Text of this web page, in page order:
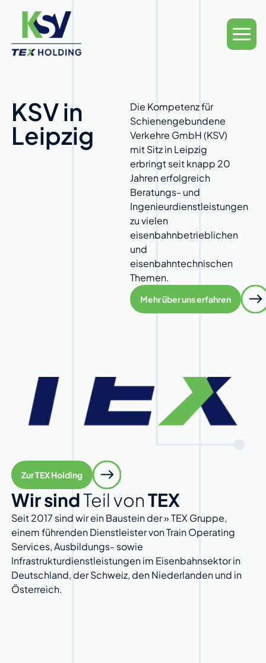
KSV in
Leipzig
Die Kompetenz für
Schienengebundene
Verkehre GmbH (KSV)
mit Sitz in Leipzig
erbringt seit knapp 20
Jahren erfolgreich
Beratungs- und
Ingenieurdienstleistungen
zu vielen
eisenbahnbetrieblichen
und
eisenbahntechnischen
Themen.
Mehr über uns erfahren
Zur TEX Holding
Wir sindTeil vonTEX
Seit 2017 sind wir ein Baustein der » TEX Gruppe,
einem führenden Dienstleister von Train Operating
Services, Ausbildungs- sowie
Infrastrukturdienstleistungen im Eisenbahnsektor in
Deutschland, der Schweiz, den Niederlanden und in
Österreich.